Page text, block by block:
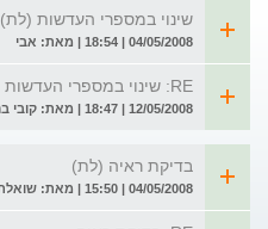
שינוי במספרי העדשות (לת)
04/05/2008 | 18:54 | מאת: אבי
RE: שינוי במספרי העדשות
12/05/2008 | 18:47 | מאת: קובי בריג
בדיקת ראיה (לת)
04/05/2008 | 15:50 | מאת: שואלת